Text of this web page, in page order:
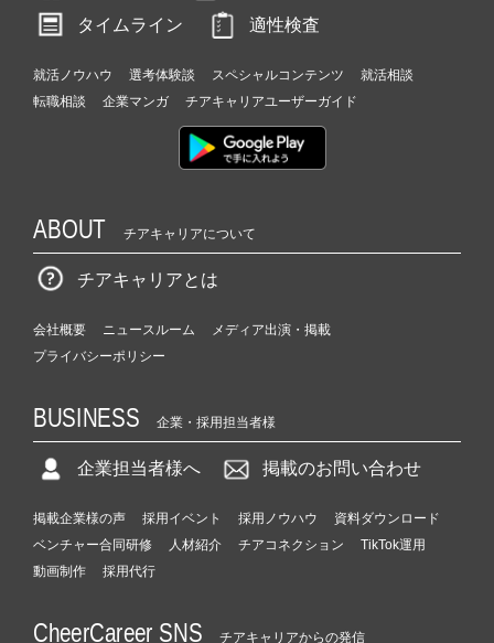
タイムライン
適性検査
就活ノウハウ 選考体験談 スペシャルコンテンツ
就活相談
転職相談
企業マンガ チアキャリアユーザーガイド
ABOUT チアキャリアについて
チアキャリアとは
会社概要 ニュースルーム
メディア出演・掲載
プライバシーポリシー
BUSINESS 企業・採用担当者様
企業担当者様へ 掲載のお問い合わせ
掲載企業様の声 採用イベント 採用ノウハウ
資料ダウンロード
ベンチャー合同研修
人材紹介 チアコネクション
TikTok運用
動画制作
採用代行
CheerCareer SNS チアキャリアからの発信